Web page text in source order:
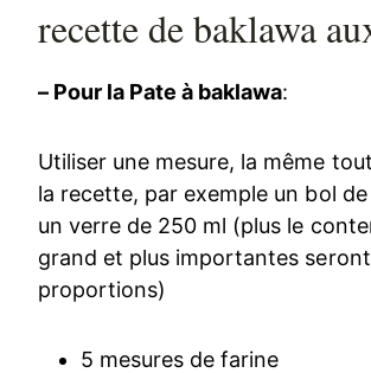
recette de baklawa
– Pour la Pate à baklawa:
Utiliser une mesure, la même
la recette, par exemple un bol
un verre de 250 ml (plus le
grand et plus importantes
proportions)
5 mesures de farine